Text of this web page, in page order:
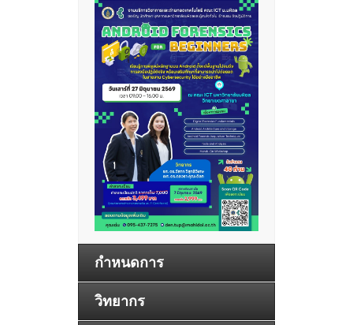
กำหนดการ
วิทยากร